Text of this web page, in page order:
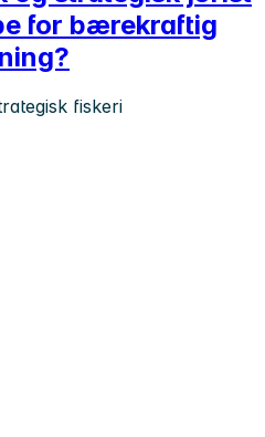
for bærekraftig
fiskeri